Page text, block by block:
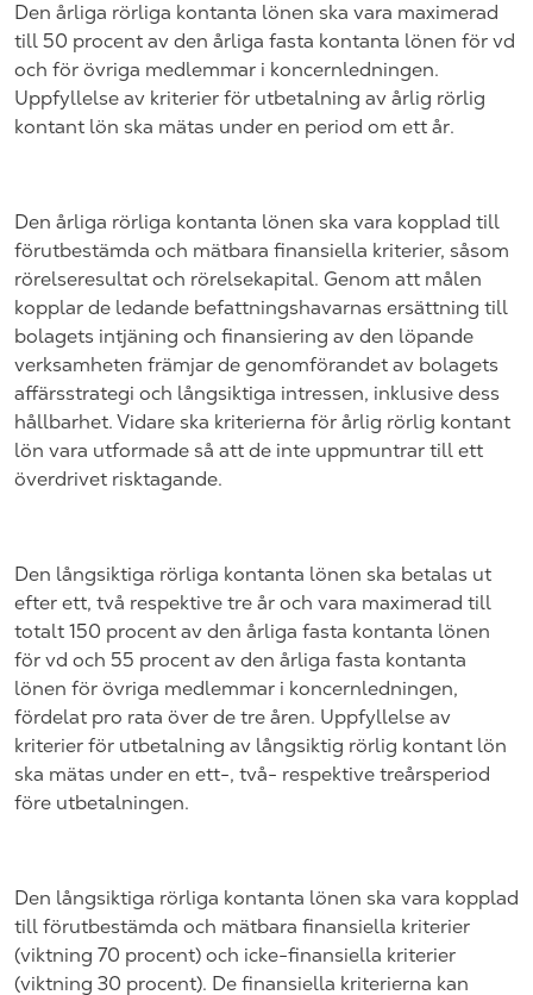
Den årliga rörliga kontanta lönen ska vara maximerad
till 50 procent av den årliga fasta kontanta lönen för vd
och för övriga medlemmar i koncernledningen.
Uppfyllelse av kriterier för utbetalning av årlig rörlig
kontant lön ska mätas under en period om ett år.
Den årliga rörliga kontanta lönen ska vara kopplad till
förutbestämda och mätbara finansiella kriterier, såsom
rörelseresultat och rörelsekapital. Genom att målen
kopplar de ledande befattningshavarnas ersättning till
bolagets intjäning och finansiering av den löpande
verksamheten främjar de genomförandet av bolagets
affärsstrategi och långsiktiga intressen, inklusive dess
hållbarhet. Vidare ska kriterierna för årlig rörlig kontant
lön vara utformade så att de inte uppmuntrar till ett
överdrivet risktagande.
Den långsiktiga rörliga kontanta lönen ska betalas ut
efter ett, två respektive tre år och vara maximerad till
totalt 150 procent av den årliga fasta kontanta lönen
för vd och 55 procent av den årliga fasta kontanta
lönen för övriga medlemmar i koncernledningen,
fördelat pro rata över de tre åren. Uppfyllelse av
kriterier för utbetalning av långsiktig rörlig kontant lön
ska mätas under en ett-, två- respektive treårsperiod
före utbetalningen.
Den långsiktiga rörliga kontanta lönen ska vara kopplad
till förutbestämda och mätbara finansiella kriterier
(viktning 70 procent) och icke-finansiella kriterier
(viktning 30 procent). De finansiella kriterierna kan